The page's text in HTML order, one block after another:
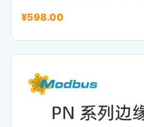
¥598.00